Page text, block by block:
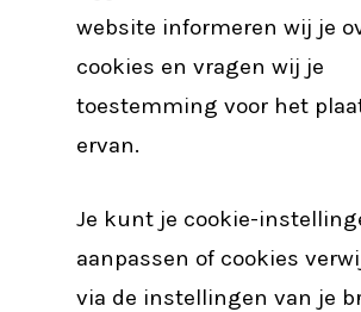
website informeren wij je
cookies en vragen wij je
toestemming voor het
ervan.
Je kunt je cookie-
aanpassen of cookies
via de instellingen van je